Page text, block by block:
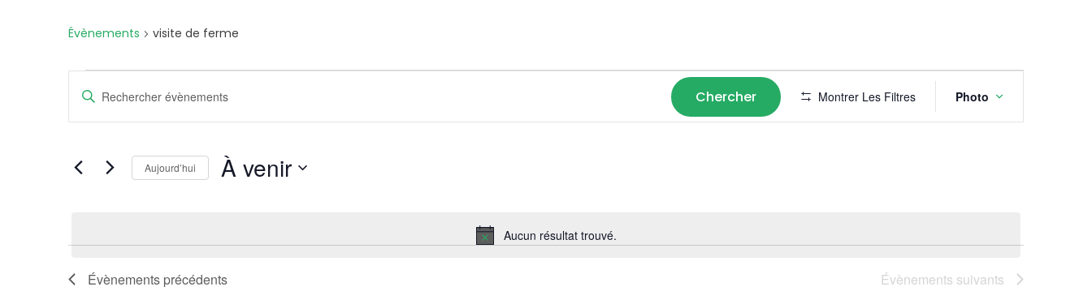
Évènements visite de ferme
Évènements
Notice
Aucun résultat trouvé.
Recherche
et
navigation
de
vues
Saisir
Rechercher
Évènements
clé.
Chercher Montrer Les Filtres
de
Photo
Aujourd’hui À venir
date
List
Évènements précédents Évènements suivants